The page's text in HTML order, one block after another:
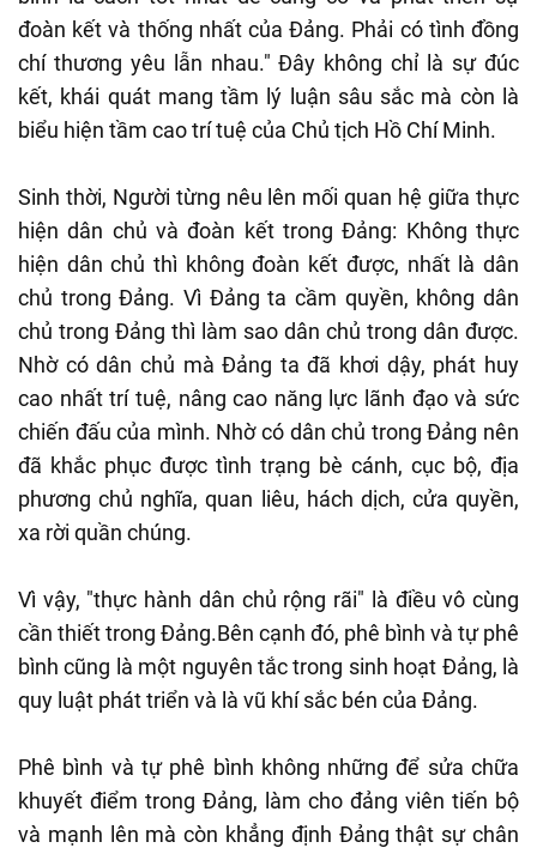
đoàn kết và thống nhất của Đảng. Phải có tình đồng
chí thương yêu lẫn nhau." Đây không chỉ là sự đúc
kết, khái quát mang tầm lý luận sâu sắc mà còn là
biểu hiện tầm cao trí tuệ của Chủ tịch Hồ Chí Minh.
Sinh thời, Người từng nêu lên mối quan hệ giữa thực
hiện dân chủ và đoàn kết trong Đảng: Không thực
hiện dân chủ thì không đoàn kết được, nhất là dân
chủ trong Đảng. Vì Đảng ta cầm quyền, không dân
chủ trong Đảng thì làm sao dân chủ trong dân được.
Nhờ có dân chủ mà Đảng ta đã khơi dậy, phát huy
cao nhất trí tuệ, nâng cao năng lực lãnh đạo và sức
chiến đấu của mình. Nhờ có dân chủ trong Đảng nên
đã khắc phục được tình trạng bè cánh, cục bộ, địa
phương chủ nghĩa, quan liêu, hách dịch, cửa quyền,
xa rời quần chúng.
Vì vậy, "thực hành dân chủ rộng rãi" là điều vô cùng
cần thiết trong Đảng.Bên cạnh đó, phê bình và tự phê
bình cũng là một nguyên tắc trong sinh hoạt Đảng, là
quy luật phát triển và là vũ khí sắc bén của Đảng.
Phê bình và tự phê bình không những để sửa chữa
khuyết điểm trong Đảng, làm cho đảng viên tiến bộ
và mạnh lên mà còn khẳng định Đảng thật sự chân